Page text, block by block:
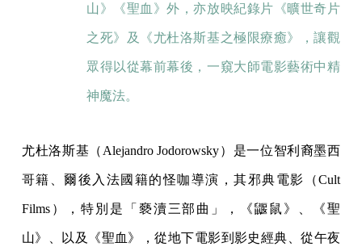
山》《聖血》外，亦放映紀錄片《曠世奇片
之死》及《尤杜洛斯基之極限療癒》，讓觀
眾得以從幕前幕後，一窺大師電影藝術中精
神魔法。
尤杜洛斯基（Alejandro Jodorowsky）是一位智利裔墨西
哥籍、爾後入法國籍的怪咖導演，其邪典電影（Cult
Films），特別是「褻瀆三部曲」，《鼴鼠》、《聖
山》、以及《聖血》，從地下電影到影史經典、從午夜